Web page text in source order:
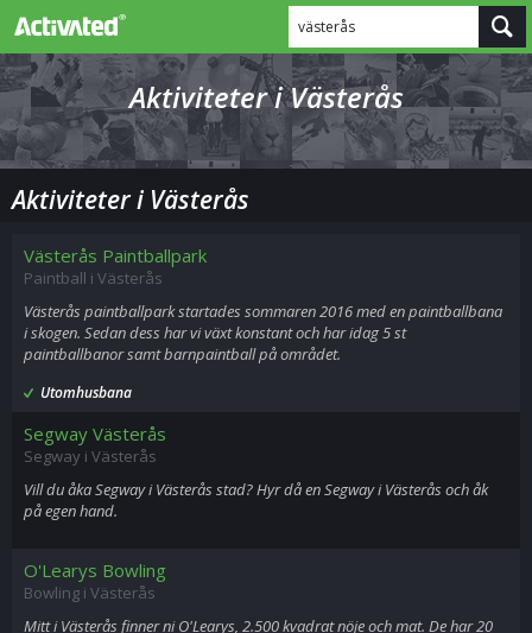
västerås
Aktiviteter i Västerås
Aktiviteter i Västerås
Västerås Paintballpark
Paintball i Västerås
Västerås paintballpark startades sommaren 2016 med en paintballbana
i skogen. Sedan dess har vi växt konstant och har idag 5 st
paintballbanor samt barnpaintball på området.
Utomhusbana
Segway Västerås
Segway i Västerås
Vill du åka Segway i Västerås stad? Hyr då en Segway i Västerås och åk
på egen hand.
O'Learys Bowling
Bowling i Västerås
Mitt i Västerås finner ni O'Learys, 2.500 kvadrat nöje och mat. De har 20